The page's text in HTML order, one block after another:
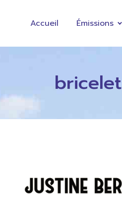
Accueil Émissions
bricelet